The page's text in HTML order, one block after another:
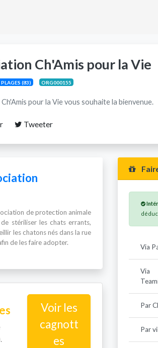
Ch'Amis pour la Vie
(83) ORG000155
pour la Vie vous souhaite la bienvenue.
Tweeter
de protection animale
stériliser les chats errants,
les chatons nés dans la rue
de les faire adopter.
Voir les
cagnott
es
Via
Via
Par
Par